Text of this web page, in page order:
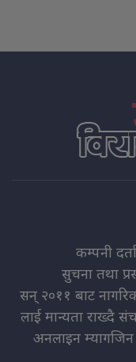
कम्पनी
सुचना तथा
सन् २०११ बाट
लाई मान्यता राख्दै
अनलाइन